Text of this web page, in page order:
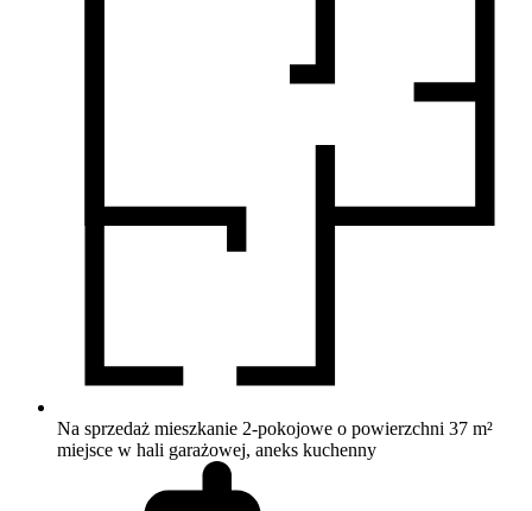
Na sprzedaż mieszkanie 2-pokojowe o powierzchni 37 m²
miejsce w hali garażowej, aneks kuchenny